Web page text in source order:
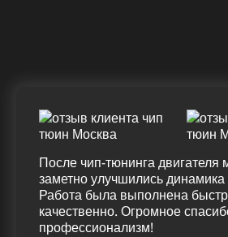
После чип-тюнинга двигателя
заметно улучшились
Работа была выполнена
качественно. Огромное
профессионализм!